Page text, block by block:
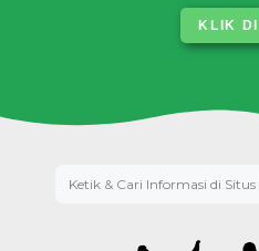
KLIK DI